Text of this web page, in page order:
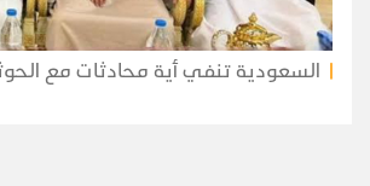
السعودية تنفي أية محادثات مع